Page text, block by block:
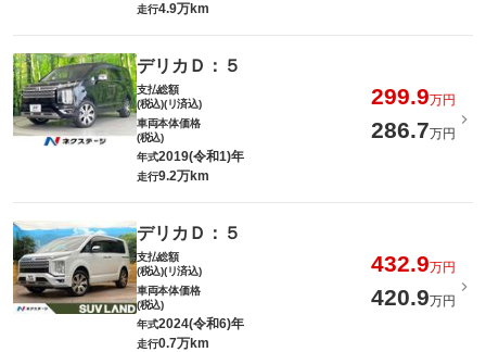
走行4.9万km
デリカＤ：５
支払総額
(税込)(リ済込)
299.9万円
車両本体価格
(税込)
286.7万円
年式2019(令和1)年
走行9.2万km
デリカＤ：５
支払総額
(税込)(リ済込)
432.9万円
車両本体価格
(税込)
420.9万円
年式2024(令和6)年
走行0.7万km